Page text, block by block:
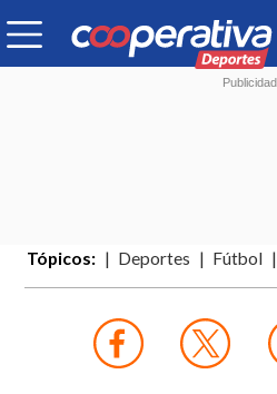
Tópicos: Deportes Fútbol